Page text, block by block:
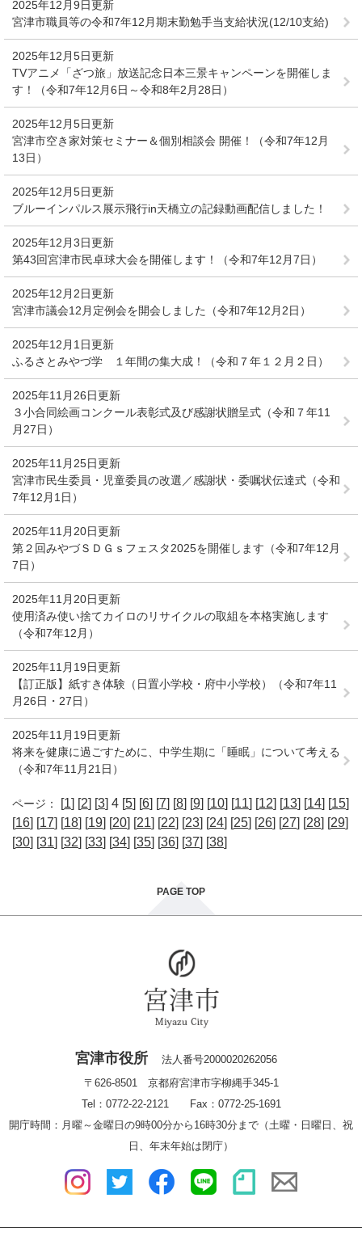
2025年12月9日更新
宮津市職員等の令和7年12月期末勤勉手当支給状況(12/10支給)
2025年12月5日更新
TVアニメ「ざつ旅」放送記念日本三景キャンペーンを開催しま
す！（令和7年12月6日～令和8年2月28日）
2025年12月5日更新
宮津市空き家対策セミナー＆個別相談会 開催！（令和7年12月
13日）
2025年12月5日更新
ブルーインパルス展示飛行in天橋立の記録動画配信しました！
2025年12月3日更新
第43回宮津市民卓球大会を開催します！（令和7年12月7日）
2025年12月2日更新
宮津市議会12月定例会を開会しました（令和7年12月2日）
2025年12月1日更新
ふるさとみやづ学 １年間の集大成！（令和７年１２月２日）
2025年11月26日更新
３小合同絵画コンクール表彰式及び感謝状贈呈式（令和７年11
月27日）
2025年11月25日更新
宮津市民生委員・児童委員の改選／感謝状・委嘱状伝達式（令和
7年12月1日）
2025年11月20日更新
第２回みやづＳＤＧｓフェスタ2025を開催します（令和7年12月
7日）
2025年11月20日更新
使用済み使い捨てカイロのリサイクルの取組を本格実施します
（令和7年12月）
2025年11月19日更新
【訂正版】紙すき体験（日置小学校・府中小学校）（令和7年11
月26日・27日）
2025年11月19日更新
将来を健康に過ごすために、中学生期に「睡眠」について考える
（令和7年11月21日）
ページ： [1] [2] [3] 4 [5] [6] [7] [8] [9] [10] [11] [12] [13] [14] [15]
[16] [17] [18] [19] [20] [21] [22] [23] [24] [25] [26] [27] [28] [29]
[30] [31] [32] [33] [34] [35] [36] [37] [38]
PAGE TOP
宮津市役所
法人番号2000020262056
〒626-8501 京都府宮津市字柳縄手345-1
Tel：0772-22-2121 Fax：0772-25-1691
開庁時間：月曜～金曜日の9時00分から16時30分まで（土曜・日曜日、祝
日、年末年始は閉庁）